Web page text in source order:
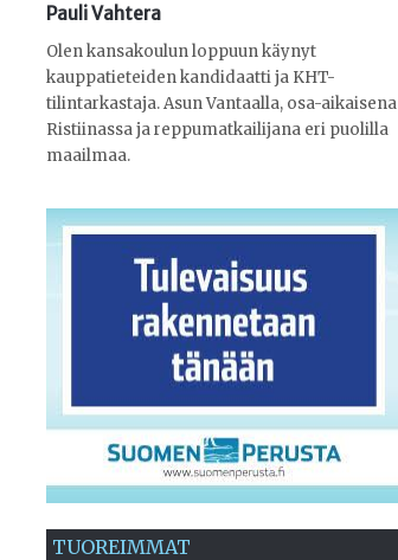
Pauli Vahtera
Olen kansakoulun loppuun käynyt
kauppatieteiden kandidaatti ja KHT-
tilintarkastaja. Asun Vantaalla, osa-aikaisena
Ristiinassa ja reppumatkailijana eri puolilla
maailmaa.
TUOREIMMAT